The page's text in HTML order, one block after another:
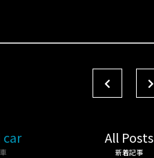
car All Posts
新着記事